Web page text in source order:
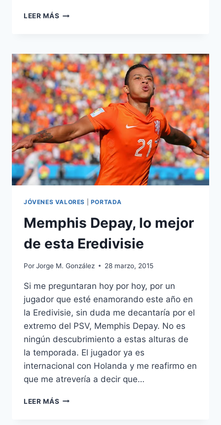
LEER MÁS LA
NAUFRAGA
SIN
ROBBEN
JÓVENES VALORES PORTADA
Memphis Depay, lo mejor
de esta Eredivisie
PorJorge M. González 28 marzo, 2015
Si me preguntaran hoy por hoy, por un
jugador que esté enamorando este año en
la Eredivisie, sin duda me decantaría por el
extremo del PSV, Memphis Depay. No es
ningún descubrimiento a estas alturas de
la temporada. El jugador ya es
internacional con Holanda y me reafirmo en
que me atrevería a decir que…
LEER MÁS MEMPHIS